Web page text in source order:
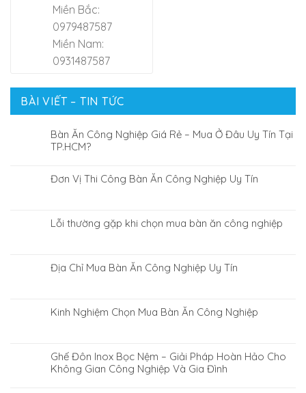
Miền Bắc:
0979487587
Miền Nam:
0931487587
BÀI VIẾT – TIN TỨC
Bàn Ăn Công Nghiệp Giá Rẻ – Mua Ở Đâu Uy Tín Tại
TP.HCM?
Đơn Vị Thi Công Bàn Ăn Công Nghiệp Uy Tín
Lỗi thường gặp khi chọn mua bàn ăn công nghiệp
Địa Chỉ Mua Bàn Ăn Công Nghiệp Uy Tín
Kinh Nghiệm Chọn Mua Bàn Ăn Công Nghiệp
Ghế Đôn Inox Bọc Nệm – Giải Pháp Hoàn Hảo Cho
Không Gian Công Nghiệp Và Gia Đình